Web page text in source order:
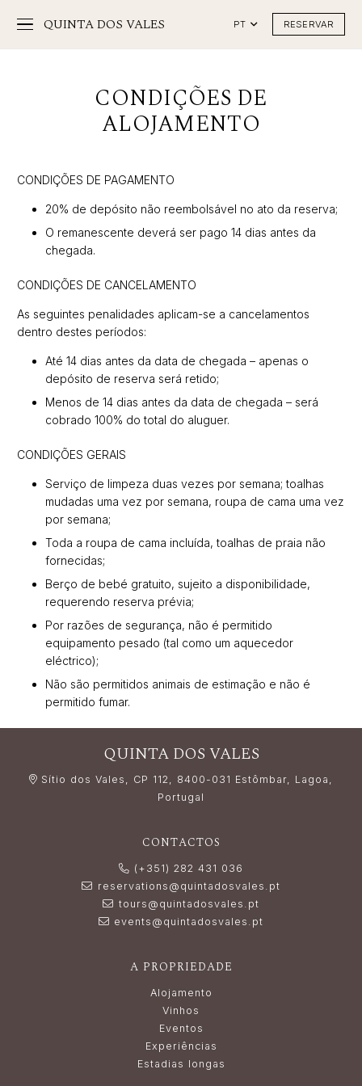
QUINTA DOS VALES PT RESERVAR
CONDIÇÕES DE
ALOJAMENTO
CONDIÇÕES DE PAGAMENTO
20% de depósito não reembolsável no ato da reserva;
O remanescente deverá ser pago 14 dias antes da
chegada.
CONDIÇÕES DE CANCELAMENTO
As seguintes penalidades aplicam-se a cancelamentos
dentro destes períodos:
Até 14 dias antes da data de chegada – apenas o
depósito de reserva será retido;
Menos de 14 dias antes da data de chegada – será
cobrado 100% do total do aluguer.
CONDIÇÕES GERAIS
Serviço de limpeza duas vezes por semana; toalhas
mudadas uma vez por semana, roupa de cama uma vez
por semana;
Toda a roupa de cama incluída, toalhas de praia não
fornecidas;
Berço de bebé gratuito, sujeito a disponibilidade,
requerendo reserva prévia;
Por razões de segurança, não é permitido
equipamento pesado (tal como um aquecedor
eléctrico);
Não são permitidos animais de estimação e não é
permitido fumar.
QUINTA DOS VALES
Sítio dos Vales, CP 112, 8400-031 Estômbar, Lagoa,
Portugal
CONTACTOS
(+351) 282 431 036
reservations@quintadosvales.pt
tours@quintadosvales.pt
events@quintadosvales.pt
A PROPRIEDADE
Alojamento
Vinhos
Eventos
Experiências
Estadias longas